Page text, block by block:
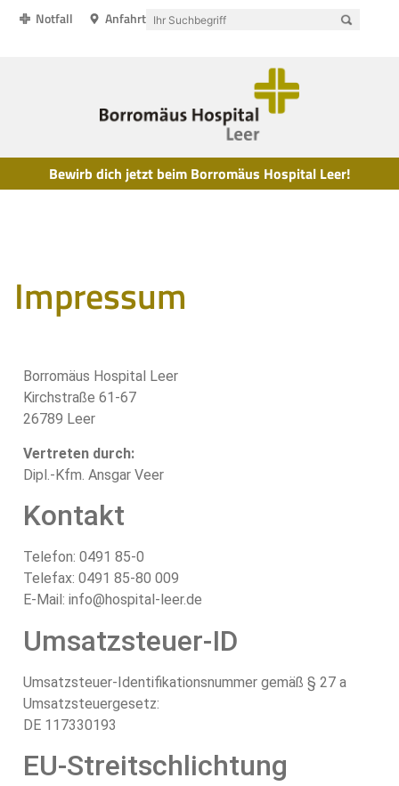
Notfall Anfahrt
Bewirb dich jetzt beim Borromäus Hospital Leer!
Impressum
Borromäus Hospital Leer
Kirchstraße 61-67
26789 Leer
Vertreten durch:
Dipl.-Kfm. Ansgar Veer
Kontakt
Telefon: 0491 85-0
Telefax: 0491 85-80 009
E-Mail: info@hospital-leer.de
Umsatzsteuer-ID
Umsatzsteuer-Identifikationsnummer gemäß § 27 a
Umsatzsteuergesetz:
DE 117330193
EU-Streitschlichtung